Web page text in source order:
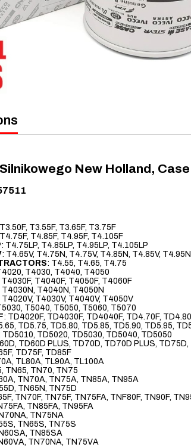
New Holland,
T3.55F, T3.65F, T3.75F
T4.85F, T4.95F, T4.105F
: T4.75LP, T4.85LP, T4.95LP, T4.105LP
: T4.65V, T4.75N, T4.75V, T4.85N, T4.85V,
: T4.55, T4.65, T4.75
T4030, T4040, T4050
T4030F, T4040F, T4050F, T4060F
T4030N, T4040N, T4050N
T4020V, T4030V, T4040V, T4050V
T5040, T5050, T5060, T5070
: TD4020F, TD4030F, TD4040F, TD4.70F,
TD5.75, TD5.80, TD5.85, TD5.90, TD5.95,
TD5010, TD5020, TD5030, TD5040, TD5050
TD60D PLUS, TD70D, TD70D PLUS,
TD75F, TD85F
TL80A, TL90A, TL100A
TN65, TN70, TN75
TN70A, TN75A, TN85A, TN95A
TN65N, TN75D
TN70F, TN75F, TN75FA, TNF80F, TN90F,
TN85FA, TN95FA
TN75NA
TN65S, TN75S
TN85SA
TN70NA, TN75VA